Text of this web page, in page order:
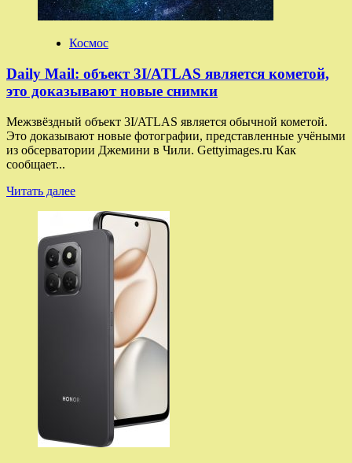
сентября
2025
года
Космос
Daily Mail: объект 3I/ATLAS является кометой,
это доказывают новые снимки
Межзвёздный объект 3I/ATLAS является обычной кометой.
Это доказывают новые фотографии, представленные учёными
из обсерватории Джемини в Чили. Gettyimages.ru Как
сообщает...
Читать далееПрочитать
Daily
Mail:
объект
3I/ATLAS
является
кометой,
доказывают
снимки